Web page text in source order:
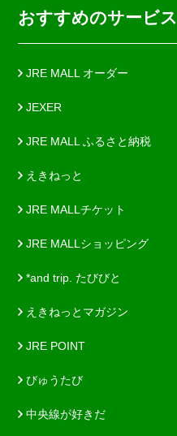
おすすめのサービス
JRE MALL オーダー
JEXER
JRE MALL ふるさと納税
えきねっと
JRE MALLチケット
JRE MALLショッピング
*and trip. たびびと
えきねっとマガジン
JRE POINT
びゅうたび
中央線が好きだ